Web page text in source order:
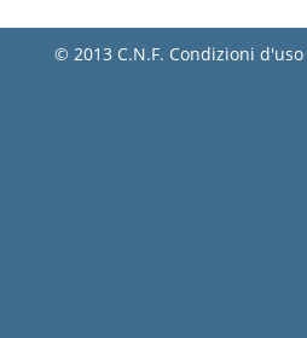
© 2013 C.N.F. Condizioni d'uso